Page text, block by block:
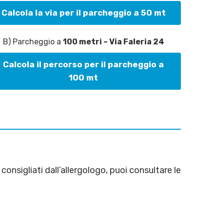
Calcola la via per il parcheggio a 50 mt
B) Parcheggio a 100 metri – Via Faleria 24
Calcola il percorso per il parcheggio a
100 mt
dall’allergologo, puoi consultare le